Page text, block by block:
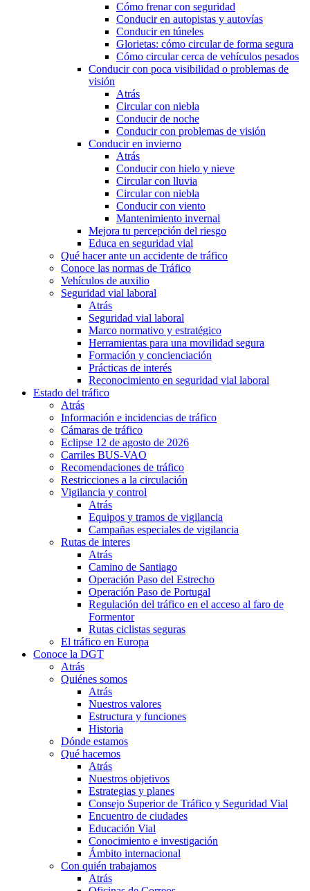
Cómo frenar con seguridad
Conducir en autopistas y autovías
Conducir en túneles
Glorietas: cómo circular de forma segura
Cómo circular cerca de vehículos pesados
Conducir con poca visibilidad o problemas de
visión
Atrás
Circular con niebla
Conducir de noche
Conducir con problemas de visión
Conducir en invierno
Atrás
Conducir con hielo y nieve
Circular con lluvia
Circular con niebla
Conducir con viento
Mantenimiento invernal
Mejora tu percepción del riesgo
Educa en seguridad vial
Qué hacer ante un accidente de tráfico
Conoce las normas de Tráfico
Vehículos de auxilio
Seguridad vial laboral
Atrás
Seguridad vial laboral
Marco normativo y estratégico
Herramientas para una movilidad segura
Formación y concienciación
Prácticas de interés
Reconocimiento en seguridad vial laboral
Estado del tráfico
Atrás
Información e incidencias de tráfico
Cámaras de tráfico
Eclipse 12 de agosto de 2026
Carriles BUS-VAO
Recomendaciones de tráfico
Restricciones a la circulación
Vigilancia y control
Atrás
Equipos y tramos de vigilancia
Campañas especiales de vigilancia
Rutas de interes
Atrás
Camino de Santiago
Operación Paso del Estrecho
Operación Paso de Portugal
Regulación del tráfico en el acceso al faro de
Formentor
Rutas ciclistas seguras
El tráfico en Europa
Conoce la DGT
Atrás
Quiénes somos
Atrás
Nuestros valores
Estructura y funciones
Historia
Dónde estamos
Qué hacemos
Atrás
Nuestros objetivos
Estrategias y planes
Consejo Superior de Tráfico y Seguridad Vial
Encuentro de ciudades
Educación Vial
Conocimiento e investigación
Ámbito internacional
Con quién trabajamos
Atrás